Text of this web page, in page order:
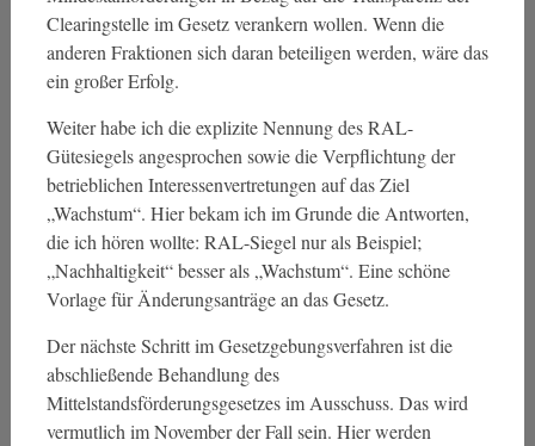
Clearingstelle im Gesetz verankern wollen. Wenn die
anderen Fraktionen sich daran beteiligen werden, wäre das
ein großer Erfolg.
Weiter habe ich die explizite Nennung des RAL-
Gütesiegels angesprochen sowie die Verpflichtung der
betrieblichen Interessenvertretungen auf das Ziel
„Wachstum“. Hier bekam ich im Grunde die Antworten,
die ich hören wollte: RAL-Siegel nur als Beispiel;
„Nachhaltigkeit“ besser als „Wachstum“. Eine schöne
Vorlage für Änderungsanträge an das Gesetz.
Der nächste Schritt im Gesetzgebungsverfahren ist die
abschließende Behandlung des
Mittelstandsförderungsgesetzes im Ausschuss. Das wird
vermutlich im November der Fall sein. Hier werden